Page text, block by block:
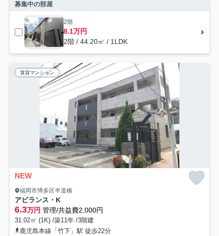
募集中の部屋
2階
8.1万円
2階 / 44.20㎡ / 1LDK
賃貸マンション
NEW
福岡市博多区半道橋
アビランス・K
6.3万円 管理/共益費2,000円
31.02㎡ (1K) /築11年 /3階建
鹿児島本線「竹下」駅 徒歩22分